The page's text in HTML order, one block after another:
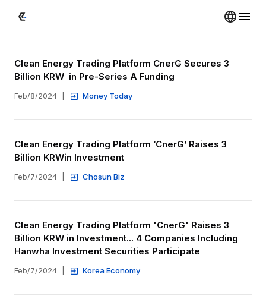
Clean Energy Trading Platform CnerG Secures 3
Billion KRW  in Pre-Series A Funding
Feb/8/2024 Money Today
Clean Energy Trading Platform ‘CnerG’ Raises 3
Billion KRWin Investment
Feb/7/2024 Chosun Biz
Clean Energy Trading Platform 'CnerG' Raises 3
Billion KRW in Investment... 4 Companies Including
Hanwha Investment Securities Participate
Feb/7/2024 Korea Economy